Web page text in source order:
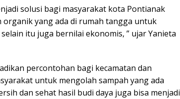
solusi bagi masyarakat kota Pontianak
organik yang ada di rumah tangga untuk
itu juga bernilai ekonomis, ” ujar Yanieta
percontohan bagi kecamatan dan
untuk mengolah sampah yang ada
dan sehat hasil budi daya juga bisa menjadi